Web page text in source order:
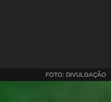
FOTO: DIVULGAÇÃO